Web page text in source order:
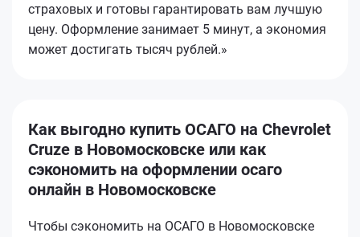
страховых и готовы гарантировать вам лучшую
цену. Оформление занимает 5 минут, а экономия
может достигать тысяч рублей.»
Как выгодно купить ОСАГО на Chevrolet
Cruze в Новомосковске или как
сэкономить на оформлении осаго
онлайн в Новомосковске
Чтобы сэкономить на ОСАГО в Новомосковске